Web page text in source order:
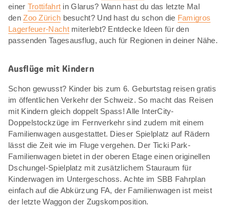
einer Trottifahrt in Glarus? Wann hast du das letzte Mal
denZoo Zürich besucht? Und hast du schon die Famigros
Lagerfeuer-Nachtmiterlebt? Entdecke Ideen für den
passenden Tagesausflug, auch für Regionen in deiner Nähe.
Ausflüge mit Kindern
Schon gewusst? Kinder bis zum 6. Geburtstag reisen gratis
im öffentlichen Verkehr der Schweiz. So macht das Reisen
mit Kindern gleich doppelt Spass! Alle InterCity-
Doppelstockzüge im Fernverkehr sind zudem mit einem
Familienwagen ausgestattet. Dieser Spielplatz auf Rädern
lässt die Zeit wie im Fluge vergehen. Der Ticki Park-
Familienwagen bietet in der oberen Etage einen originellen
Dschungel-Spielplatz mit zusätzlichem Stauraum für
Kinderwagen im Untergeschoss. Achte im SBB Fahrplan
einfach auf die Abkürzung FA, der Familienwagen ist meist
der letzte Waggon der Zugskomposition.